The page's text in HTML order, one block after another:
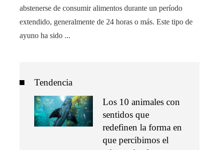
abstenerse de consumir alimentos durante un período
extendido, generalmente de 24 horas o más. Este tipo de
ayuno ha sido ...
Tendencia
Los 10 animales con
sentidos que
redefinen la forma en
que percibimos el